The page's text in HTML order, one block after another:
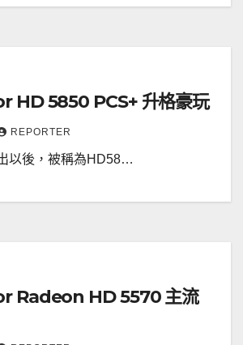
HD 5850 PCS+ 升格豪玩
REPORTER
以後，被稱為HD58…
Radeon HD 5570 主流